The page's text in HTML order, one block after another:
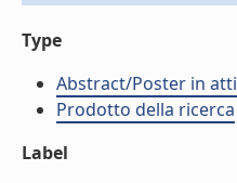
Type
Abstract/Poster in
Prodotto della ricerca
Label